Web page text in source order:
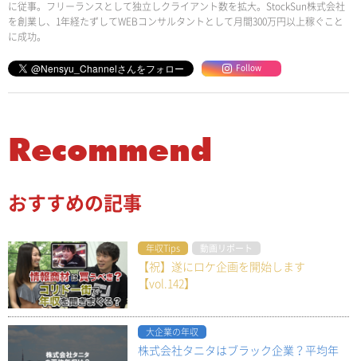
に従事。フリーランスとして独立しクライアント数を拡大。StockSun株式会社
を創業し、1年経たずしてWEBコンサルタントとして月間300万円以上稼ぐこと
に成功。
Follow
Recommend
おすすめの記事
年収Tips 動画リポート
【祝】遂にロケ企画を開始します
【vol.142】
大企業の年収
株式会社タニタはブラック企業？平均年